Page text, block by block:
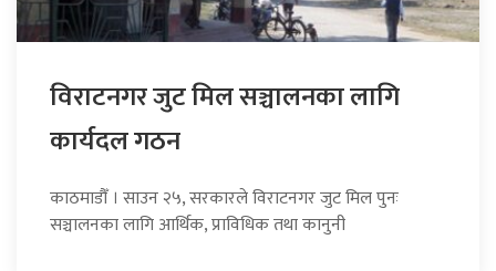
विराटनगर जुट मिल सञ्चालनका लागि
कार्यदल गठन
काठमाडौँ । साउन २५, सरकारले विराटनगर जुट मिल पुनः
सञ्चालनका लागि आर्थिक, प्राविधिक तथा कानुनी